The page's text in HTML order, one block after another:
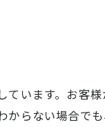
います。お客
らない場合で